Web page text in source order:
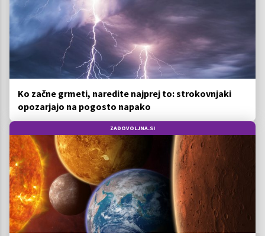
Ko začne grmeti, naredite najprej to: strokovnjaki
opozarjajo na pogosto napako
ZADOVOLJNA.SI